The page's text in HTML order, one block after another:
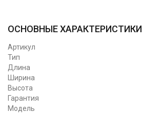
ОСНОВНЫЕ ХАРАКТЕРИСТИКИ
Артикул
Тип
Длина
Ширина
Высота
Гарантия
Модель